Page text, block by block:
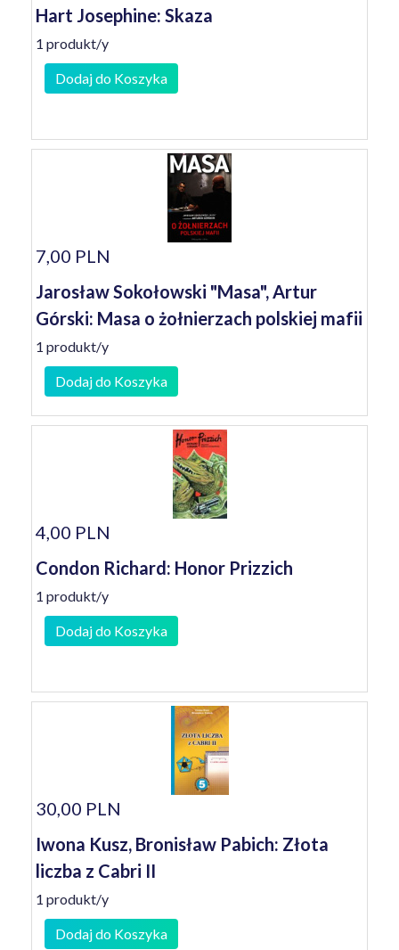
Hart Josephine: Skaza
1 produkt/y
Dodaj do Koszyka
7,00 PLN
Jarosław Sokołowski "Masa", Artur
Górski: Masa o żołnierzach polskiej mafii
1 produkt/y
Dodaj do Koszyka
4,00 PLN
Condon Richard: Honor Prizzich
1 produkt/y
Dodaj do Koszyka
30,00 PLN
Iwona Kusz, Bronisław Pabich: Złota
liczba z Cabri II
1 produkt/y
Dodaj do Koszyka